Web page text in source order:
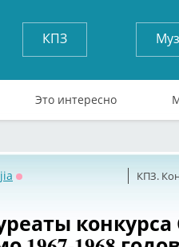
КПЗ
Это интересно
КПЗ.
конкурса